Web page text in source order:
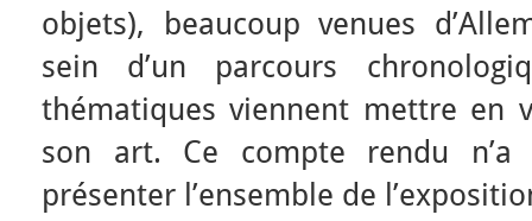
objets), beaucoup venues
sein d’un parcours
thématiques viennent mettre en
son art. Ce compte rendu
présenter l’ensemble de